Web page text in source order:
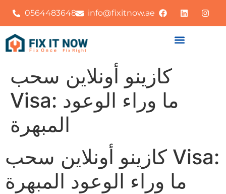
0564483648 info@fixitnow.ae
كازينو أونلاين سحب
Visa: ما وراء الوعود
المبهرة
كازينو أونلاين سحب Visa:
ما وراء الوعود المبهرة